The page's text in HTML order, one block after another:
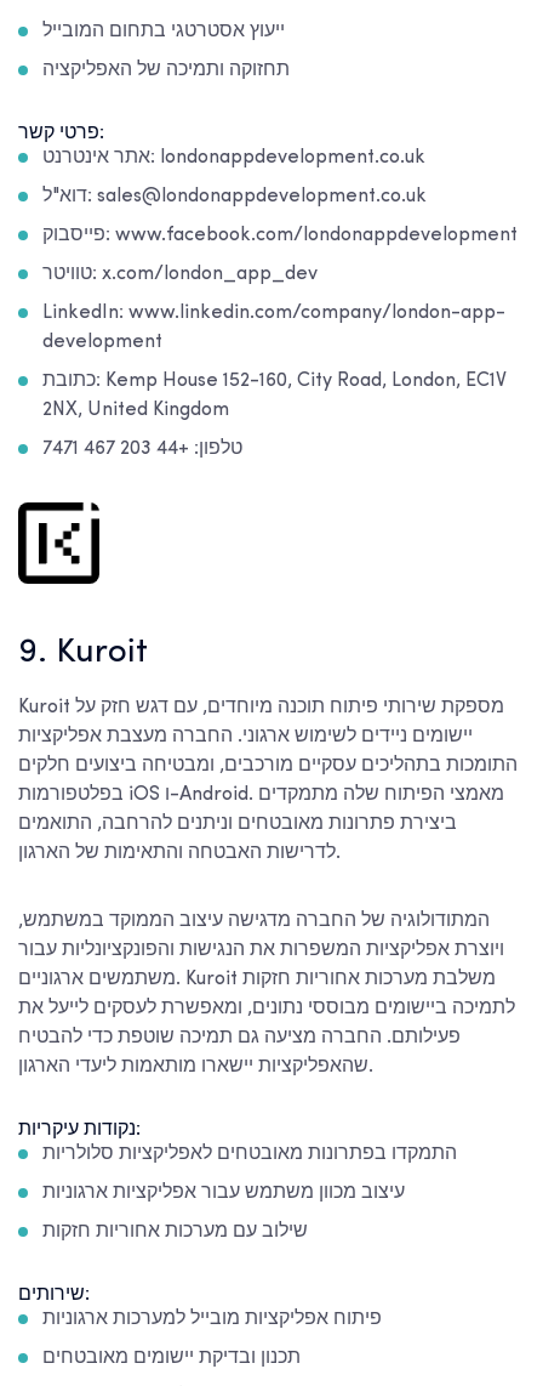
ייעוץ אסטרטגי בתחום המובייל
תחזוקה ותמיכה של האפליקציה
פרטי קשר:
אתר אינטרנט: londonappdevelopment.co.uk
דוא"ל: sales@londonappdevelopment.co.uk
פייסבוק: www.facebook.com/londonappdevelopment
טוויטר: x.com/london_app_dev
LinkedIn: www.linkedin.com/company/london-app-
development
כתובת: Kemp House 152-160, City Road, London, EC1V
2NX, United Kingdom
טלפון: +44 203 467 7471
9. Kuroit
Kuroit מספקת שירותי פיתוח תוכנה מיוחדים, עם דגש חזק על
יישומים ניידים לשימוש ארגוני. החברה מעצבת אפליקציות
התומכות בתהליכים עסקיים מורכבים, ומבטיחה ביצועים חלקים
בפלטפורמות iOS ו-Android. מאמצי הפיתוח שלה מתמקדים
ביצירת פתרונות מאובטחים וניתנים להרחבה, התואמים
לדרישות האבטחה והתאימות של הארגון.
המתודולוגיה של החברה מדגישה עיצוב הממוקד במשתמש,
ויוצרת אפליקציות המשפרות את הנגישות והפונקציונליות עבור
משתמשים ארגוניים. Kuroit משלבת מערכות אחוריות חזקות
לתמיכה ביישומים מבוססי נתונים, ומאפשרת לעסקים לייעל את
פעילותם. החברה מציעה גם תמיכה שוטפת כדי להבטיח
שהאפליקציות יישארו מותאמות ליעדי הארגון.
נקודות עיקריות:
התמקדו בפתרונות מאובטחים לאפליקציות סלולריות
עיצוב מכוון משתמש עבור אפליקציות ארגוניות
שילוב עם מערכות אחוריות חזקות
שירותים:
פיתוח אפליקציות מובייל למערכות ארגוניות
תכנון ובדיקת יישומים מאובטחים